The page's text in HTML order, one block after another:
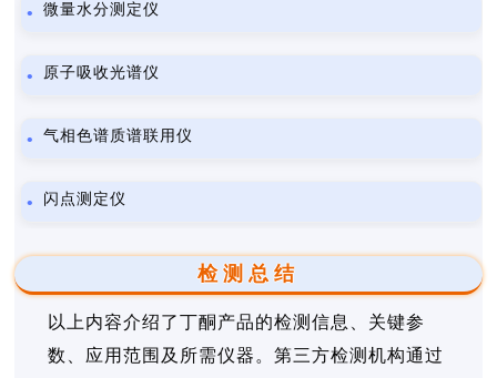
微量水分测定仪
原子吸收光谱仪
气相色谱质谱联用仪
闪点测定仪
检测总结
以上内容介绍了丁酮产品的检测信息、关键参
数、应用范围及所需仪器。第三方检测机构通过